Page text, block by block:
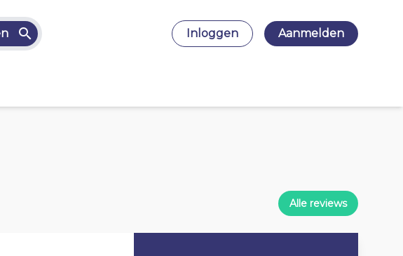
Inloggen Aanmelden
Alle reviews